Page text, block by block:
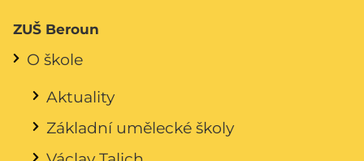
ZUŠ Beroun
O škole
Aktuality
Základní umělecké školy